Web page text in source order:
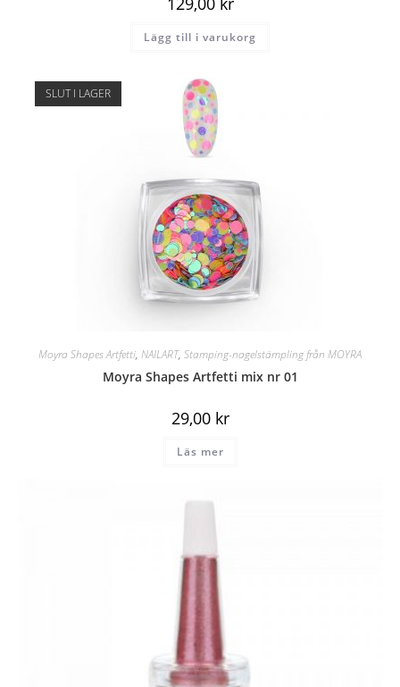
Lägg till i varukorg
SLUT I LAGER
Moyra Shapes Artfetti, NAILART, Stamping-nagelstämpling från MOYRA
Moyra Shapes Artfetti mix nr 01
29,00 kr
Läs mer